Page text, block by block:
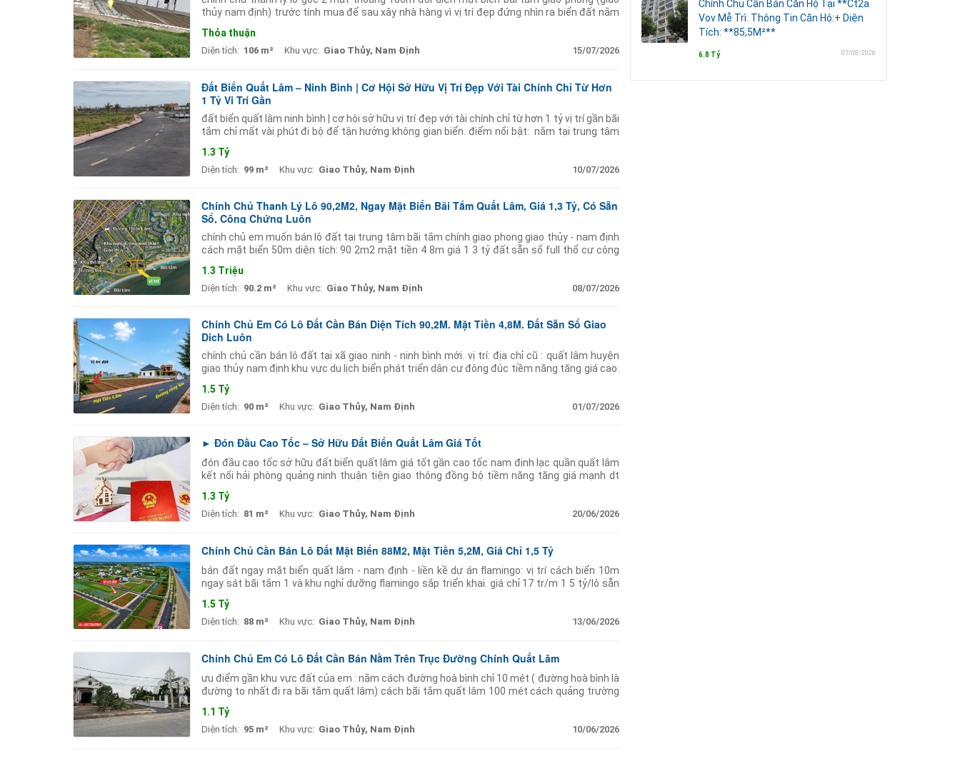
thủy nam định) trước tính mua để sau xây nhà hàng vì vị trí đẹp đứng nhìn ra biển đất nằm
Thỏa thuận
Diện tích: 106 m² Khu vực: Giao Thủy, Nam Định 15/07/2026
Đất Biển Quất Lâm – Ninh Bình | Cơ Hội Sở Hữu Vị Trí Đẹp Với Tài Chính Chỉ Từ Hơn
1 Tỷ Vị Trí Gần
đất biển quất lâm ninh bình | cơ hội sở hữu vị trí đẹp với tài chính chỉ từ hơn 1 tỷ vị trí gần bãi
tắm chỉ mất vài phút đi bộ để tận hưởng không gian biển. điểm nổi bật: ️ nằm tại trung tâm
1.3 Tỷ
Diện tích: 99 m² Khu vực: Giao Thủy, Nam Định 10/07/2026
Chính Chủ Thanh Lý Lô 90,2M2, Ngay Mặt Biển Bãi Tắm Quất Lâm, Giá 1,3 Tỷ, Có Sẵn
Sổ, Công Chứng Luôn
chính chủ em muốn bán lô đất tại trung tâm bãi tắm chính giao phong giao thủy - nam định
cách mặt biển 50m diện tích: 90 2m2 mặt tiền 4 8m giá 1 3 tỷ đất sẵn sổ full thổ cư công
1.3 Triệu
Diện tích: 90.2 m² Khu vực: Giao Thủy, Nam Định 08/07/2026
Chính Chủ Em Có Lô Đất Cần Bán Diện Tích 90,2M. Mặt Tiền 4,8M. Đất Sẵn Sổ Giao
Dịch Luôn
chính chủ cần bán lô đất tại xã giao ninh - ninh bình mới. vị trí: địa chỉ cũ : quất lâm huyện
giao thủy nam định khu vực du lịch biển phát triển dân cư đông đúc tiềm năng tăng giá cao.
1.5 Tỷ
Diện tích: 90 m² Khu vực: Giao Thủy, Nam Định 01/07/2026
► Đón Đầu Cao Tốc – Sở Hữu Đất Biển Quất Lâm Giá Tốt
đón đầu cao tốc sở hữu đất biển quất lâm giá tốt gần cao tốc nam định lạc quần quất lâm
kết nối hải phòng quảng ninh thuận tiện giao thông đồng bộ tiềm năng tăng giá mạnh dt
1.3 Tỷ
Diện tích: 81 m² Khu vực: Giao Thủy, Nam Định 20/06/2026
Chính Chủ Cần Bán Lô Đất Mặt Biển 88M2, Mặt Tiền 5,2M, Giá Chỉ 1,5 Tỷ
bán đất ngay mặt biển quất lâm - nam định - liền kề dự án flamingo: vị trí cách biển 10m
ngay sát bãi tắm 1 và khu nghỉ dưỡng flamingo sắp triển khai. giá chỉ 17 tr/m 1 5 tỷ/lô sẵn
1.5 Tỷ
Diện tích: 88 m² Khu vực: Giao Thủy, Nam Định 13/06/2026
Chính Chủ Em Có Lô Đất Cần Bán Nằm Trên Trục Đường Chính Quất Lâm
ưu điểm gần khu vực đất của em : nằm cách đường hoà bình chỉ 10 mét ( đường hoà bình là
đường to nhất đi ra bãi tắm quất lâm) cách bãi tắm quất lâm 100 mét cách quảng trường
1.1 Tỷ
Diện tích: 95 m² Khu vực: Giao Thủy, Nam Định 10/06/2026
Chính Chủ Cần Bán Căn Hộ Tại **Ct2a
Vov Mễ Trì. Thông Tin Căn Hộ:+ Diện
Tích: **85,5M²**
6.8 Tỷ 07/08/2026